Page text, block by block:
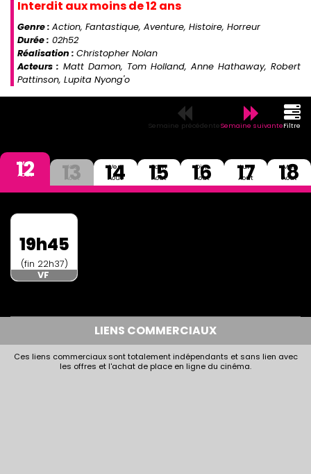
Interdit aux moins de 12 ans
Genre : Action, Fantastique, Aventure, Histoire, Horreur
Durée : 02h52
Réalisation : Christopher Nolan
Acteurs : Matt Damon, Tom Holland, Anne Hathaway, Robert
Pattinson, Lupita Nyong'o
Semaine précédenteSemaine suivanteFiltre
Mer
12
Aout
Jeu
13
Aout
Ven
14
Aout
Sam
15
Aout
Dim
16
Aout
Lun
17
Aout
Mar
18
Aout
19h45
(fin 22h37)
VF
LIENS COMMERCIAUX
Ces liens commerciaux sont totalement indépendants et sans lien avec
les offres et l'achat de place en ligne du cinéma.